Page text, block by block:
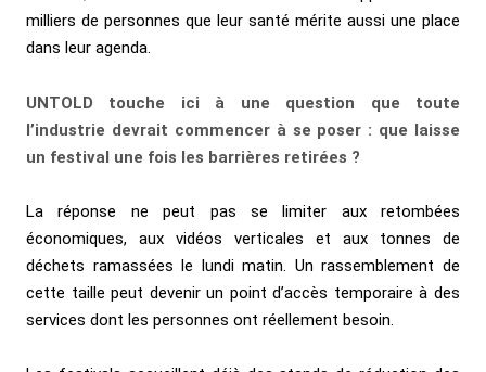
milliers de personnes que leur santé mérite aussi une place
dans leur agenda.
UNTOLD touche ici à une question que toute
l’industrie devrait commencer à se poser : que laisse
un festival une fois les barrières retirées ?
La réponse ne peut pas se limiter aux retombées
économiques, aux vidéos verticales et aux tonnes de
déchets ramassées le lundi matin. Un rassemblement de
cette taille peut devenir un point d’accès temporaire à des
services dont les personnes ont réellement besoin.